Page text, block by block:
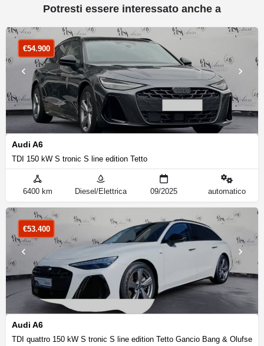
Potresti essere interessato anche a
Audi A6
TDI 150 kW S tronic S line edition Tetto
€54.900
6400 km Diesel/Elettrica 09/2025 automatico
Audi A6
TDI quattro 150 kW S tronic S line edition Tetto Gancio Bang & Olufsen
€53.400